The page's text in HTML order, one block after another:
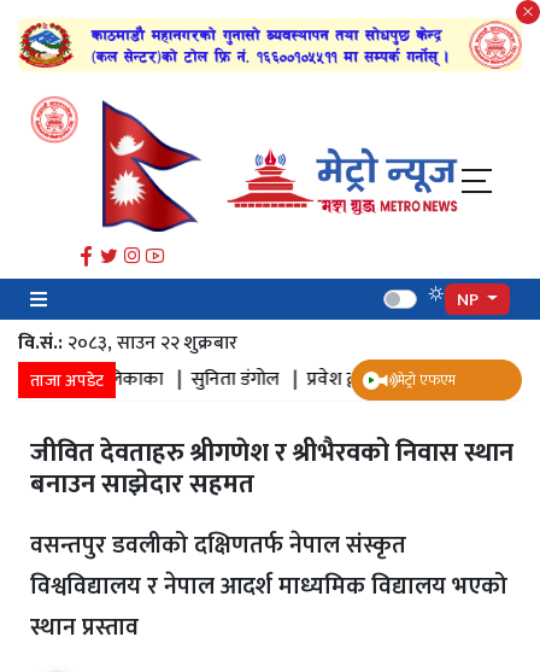
NP
वि.सं.:२०८३, साउन २२ शुक्रबार​
ताजा अपडेट |सुनिता डंगोल |प्रवेश द्वार |सम्यक |पञ्चदान |
मेट्रो एफएम
जीवित देवताहरु श्रीगणेश र श्रीभैरवको निवास स्थान
बनाउन साझेदार सहमत
वसन्तपुर डवलीको दक्षिणतर्फ नेपाल संस्कृत
विश्वविद्यालय र नेपाल आदर्श माध्यमिक विद्यालय भएको
स्थान प्रस्ताव